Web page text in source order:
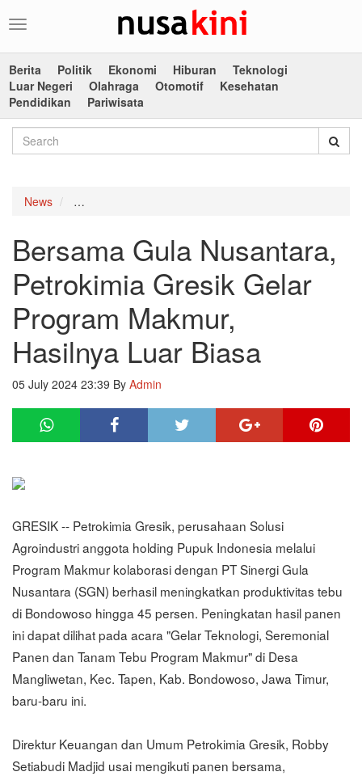
Toggle
Berita
Politik Ekonomi Hiburan
Teknologi
Luar Negeri
Olahraga Otomotif
Kesehatan
Pendidikan
Pariwisata
News
Bersama Gula Nusantara,
Petrokimia Gresik Gelar
Program Makmur,
Hasilnya Luar Biasa
05 July 2024 23:39 By Admin
GRESIK -- Petrokimia Gresik, perusahaan Solusi
Agroindustri anggota holding Pupuk Indonesia melalui
Program Makmur kolaborasi dengan PT Sinergi Gula
Nusantara (SGN) berhasil meningkatkan produktivitas tebu
di Bondowoso hingga 45 persen. Peningkatan hasil panen
ini dapat dilihat pada acara "Gelar Teknologi, Seremonial
Panen dan Tanam Tebu Program Makmur" di Desa
Mangliwetan, Kec. Tapen, Kab. Bondowoso, Jawa Timur,
baru-baru ini.
Direktur Keuangan dan Umum Petrokimia Gresik, Robby
Setiabudi Madjid usai mengikuti panen bersama,